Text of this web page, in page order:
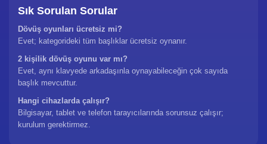
Sık Sorulan Sorular
Dövüş oyunları ücretsiz mi?
Evet; kategorideki tüm başlıklar ücretsiz oynanır.
2 kişilik dövüş oyunu var mı?
Evet, aynı klavyede arkadaşınla oynayabileceğin çok sayıda
başlık mevcuttur.
Hangi cihazlarda çalışır?
Bilgisayar, tablet ve telefon tarayıcılarında sorunsuz çalışır;
kurulum gerektirmez.